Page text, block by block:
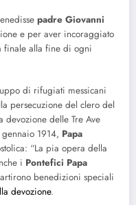
padre Giovanni
e per aver incoraggiato
finale alla fine di ogni
di rifugiati messicani
persecuzione del clero del
devozione delle Tre Ave
1914, Papa
“La pia opera della
i Pontefici Papa
benedizioni speciali
devozione.